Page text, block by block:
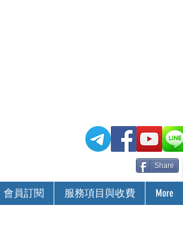
Share
會員訂閱 服務項目與收費 More